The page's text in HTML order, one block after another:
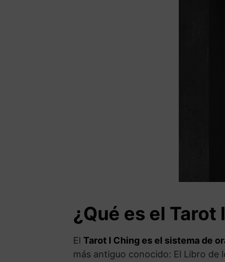
¿Qué es el Tarot
El Tarot I Ching es el sistema de
más antiguo conocido: El Libro de